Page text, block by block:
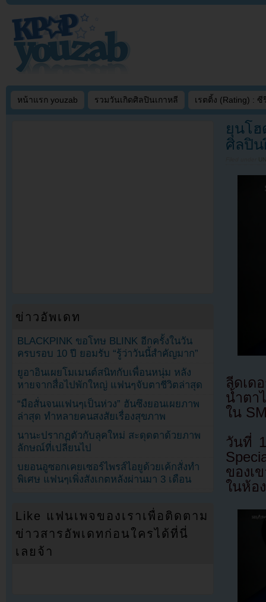
หน้าแรก youzab รวมวันเกิดศิลปินเกาหลี เรตติ้ง (Rating) : ซี
ยุนโฮ
ศิลปิน
ลีดเด
น้ำตา
ใน
วันที่
ของเ
ในห้อ
ข่าวอัพเดท
BLACKPINK ขอโทษ BLINK อีกครั้งในวัน
ครบรอบ 10 ปี ยอมรับ “รู้ว่าวันนี้สำคัญมาก”
ยูอาอินเผยโมเมนต์สนิทกับเพื่อนหนุ่ม หลัง
หายจากสื่อไปพักใหญ่ แฟนๆจับตาชีวิตล่าสุด
“มือสั่นจนแฟนๆเป็นห่วง” ฮันซึงยอนเผยภาพ
ล่าสุด ทำหลายคนสงสัยเรื่องสุขภาพ
นานะปรากฏตัวกับลุคใหม่ สะดุดตาด้วยภาพ
ลักษณ์ที่เปลี่ยนไป
บยอนอูซอกเคยเซอร์ไพรส์ไอยูด้วยเค้กสั่งทำ
พิเศษ แฟนๆเพิ่งสังเกตหลังผ่านมา 3 เดือน
Like แฟนเพจของเราเพื่อติดตาม
ข่าวสารอัพเดทก่อนใครได้ที่นี่
เลยจ้า